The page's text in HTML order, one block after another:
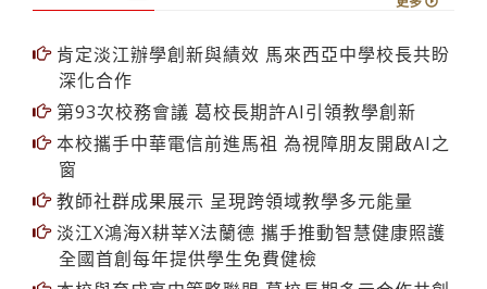
肯定淡江辦學創新與績效 馬來西亞中學校長共盼
第93次校務會議 葛校長期許AI引領教學創新
本校攜手中華電信前進馬祖 為視障朋友開啟AI之
窗
教師社群成果展示 呈現跨領域教學多元能量
淡江X鴻海X耕莘X法蘭德 攜手推動智慧健康照護
全國首創每年提供學生免費健檢
本校與育成高中策略聯盟 葛校長期多元合作共創
雙贏